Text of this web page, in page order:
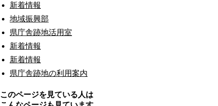
新着情報
地域振興部
県庁舎跡地活用室
新着情報
新着情報
県庁舎跡地の利用案内
このページを見ている人は